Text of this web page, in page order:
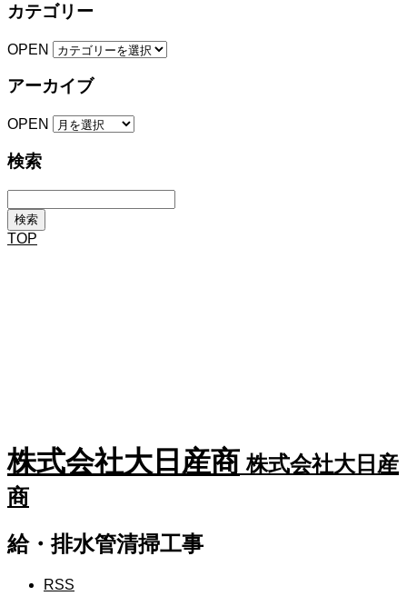
カテゴリー
OPEN
アーカイブ
OPEN
検索
TOP
株式会社大日産商 株式会社大日産
商
給・排水管清掃工事
RSS